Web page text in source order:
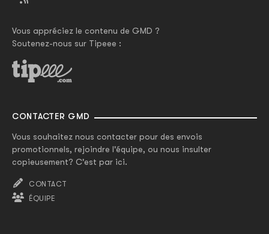
Vous appréciez le contenu de GMD ?
Soutenez-nous sur Tipeee :
CONTACTER GMD
Vous souhaitez nous contacter pour des envois
promotionnels, rejoindre l'équipe, ou nous insulter
copieusement? C'est par ici.
CONTACT
ÉQUIPE